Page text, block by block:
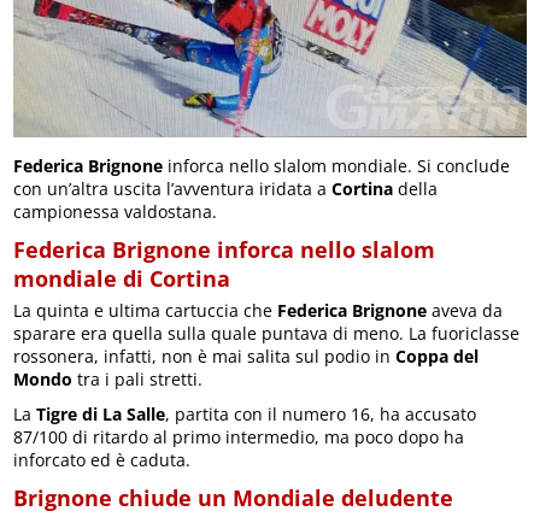
Federica Brignone inforca nello slalom mondiale. Si conclude
con un’altra uscita l’avventura iridata aCortina della
campionessa valdostana.
Federica Brignone inforca nello slalom
mondiale di Cortina
La quinta e ultima cartuccia che Federica Brignone aveva da
sparare era quella sulla quale puntava di meno. La fuoriclasse
rossonera, infatti, non è mai salita sul podio inCoppa del
Mondo tra i pali stretti.
LaTigre di La Salle, partita con il numero 16, ha accusato
87/100 di ritardo al primo intermedio, ma poco dopo ha
inforcato ed è caduta.
Brignone chiude un Mondiale deludente